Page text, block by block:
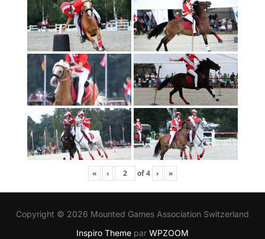
« ‹ of4 › »
Copyright © 2026 Mounted Games Association Switzerland
Inspiro Theme par WPZOOM